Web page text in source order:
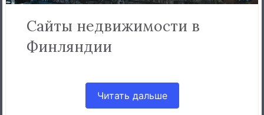
Сайты недвижимости в
Финляндии
Читать дальше